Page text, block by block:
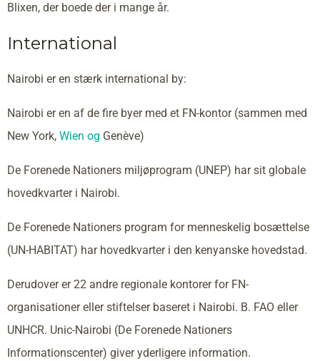
Blixen, der boede der i mange år.
International
Nairobi er en stærk international by:
Nairobi er en af de fire byer med et FN-kontor (sammen med
New York, Wien og Genève)
De Forenede Nationers miljøprogram (UNEP) har sit globale
hovedkvarter i Nairobi.
De Forenede Nationers program for menneskelig bosættelse
(UN-HABITAT) har hovedkvarter i den kenyanske hovedstad.
Derudover er 22 andre regionale kontorer for FN-
organisationer eller stiftelser baseret i Nairobi. B. FAO eller
UNHCR. Unic-Nairobi (De Forenede Nationers
Informationscenter) giver yderligere information.